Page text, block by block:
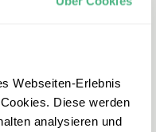
Webseiten-Erlebnis
Diese werden
analysieren und